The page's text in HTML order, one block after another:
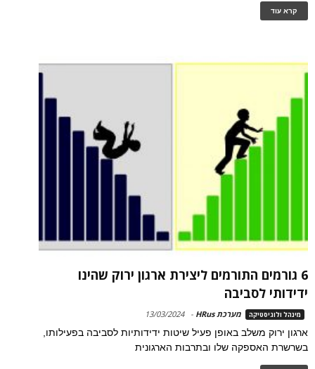
קרא עוד
6 גורמים התורמים ליצירת ארגון ירוק שהינו
ידידותי לסביבה
מינהל ולוגיסטיקה מערכת HRus -
13/03/2024
ארגון ירוק משלב באופן פעיל שיטות ידידותיות לסביבה בפעילותו,
בשרשרת האספקה שלו ובתרבות הארגונית